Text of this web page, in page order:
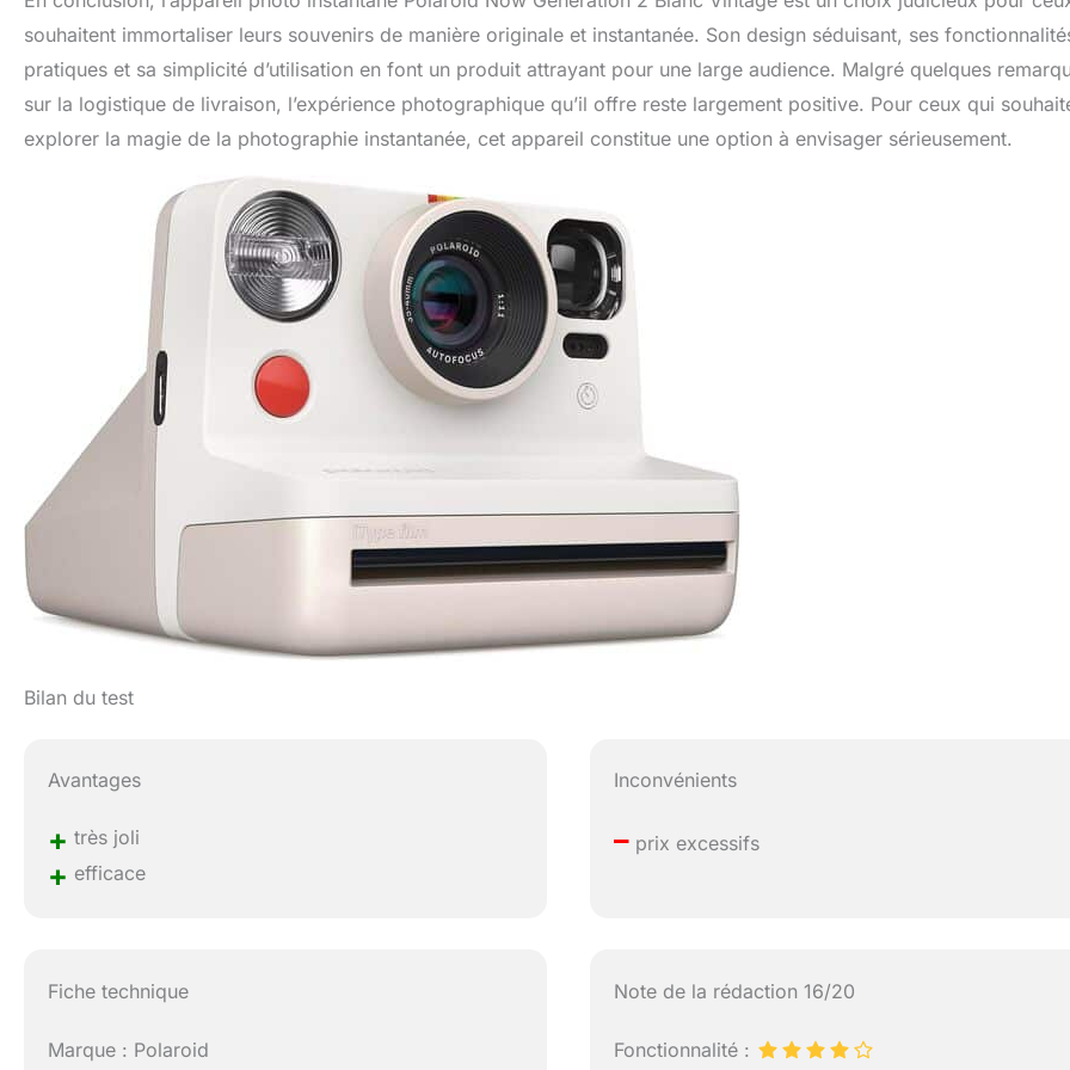
souhaitent immortaliser leurs souvenirs de manière originale et instantanée. Son design séduisant, ses
pratiques et sa simplicité d’utilisation en font un produit attrayant pour une large audience. Malgré quelques
sur la logistique de livraison, l’expérience photographique qu’il offre reste largement positive. Pour ceux qui
explorer la magie de la photographie instantanée, cet appareil constitue une option à envisager sérieusement.
Bilan du test
Avantages
+ très joli
+ efficace
Inconvénients
– prix excessifs
Fiche technique
Marque : Polaroid
Note de la rédaction 16/20
Fonctionnalité :